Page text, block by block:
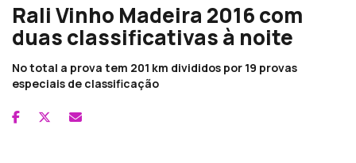
Rali Vinho Madeira 2016 com
duas classificativas à noite
No total a prova tem 201 km divididos por 19 provas
especiais de classificação